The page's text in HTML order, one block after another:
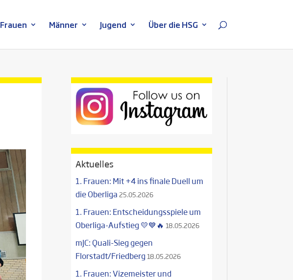
Frauen Männer Jugend Über die HSG
Aktuelles
1. Frauen: Mit +4 ins finale Duell um
die Oberliga 25.05.2026
1. Frauen: Entscheidungsspiele um
Oberliga-Aufstieg 💛💙🔥 18.05.2026
mJC: Quali-Sieg gegen
Florstadt/Friedberg 18.05.2026
1. Frauen: Vizemeister und